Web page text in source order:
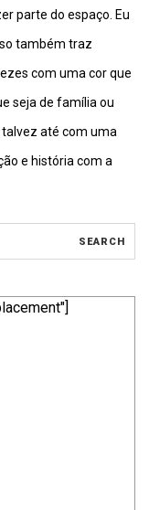
parte do espaço. Eu
também traz
com uma cor que
seja de família ou
até com uma
e história com a